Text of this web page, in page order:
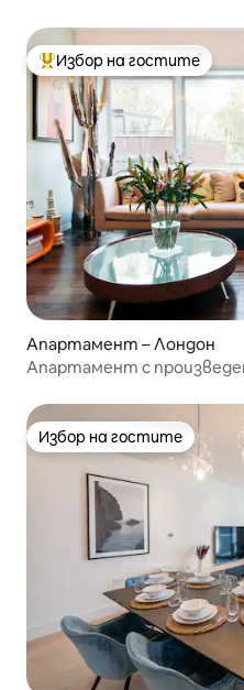
Най-популярен избор на
Избор на гостите
Апартамент – Лондон
Апартамент с
Избор на гостите
Избор на гостите